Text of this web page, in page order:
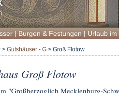
| Burgen & Festungen | Urlaub im
> Gutshäuser - G> Groß Flotow
Groß Flotow
"Großherzoglich Mecklenburg-